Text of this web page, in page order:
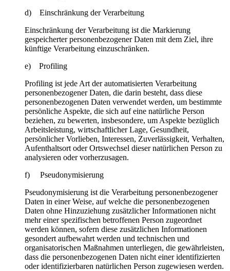
d) Einschränkung der Verarbeitung
Einschränkung der Verarbeitung ist die Markierung
gespeicherter personenbezogener Daten mit dem Ziel, ihre
künftige Verarbeitung einzuschränken.
e) Profiling
Profiling ist jede Art der automatisierten Verarbeitung
personenbezogener Daten, die darin besteht, dass diese
personenbezogenen Daten verwendet werden, um bestimmte
persönliche Aspekte, die sich auf eine natürliche Person
beziehen, zu bewerten, insbesondere, um Aspekte bezüglich
Arbeitsleistung, wirtschaftlicher Lage, Gesundheit,
persönlicher Vorlieben, Interessen, Zuverlässigkeit, Verhalten,
Aufenthaltsort oder Ortswechsel dieser natürlichen Person zu
analysieren oder vorherzusagen.
f) Pseudonymisierung
Pseudonymisierung ist die Verarbeitung personenbezogener
Daten in einer Weise, auf welche die personenbezogenen
Daten ohne Hinzuziehung zusätzlicher Informationen nicht
mehr einer spezifischen betroffenen Person zugeordnet
werden können, sofern diese zusätzlichen Informationen
gesondert aufbewahrt werden und technischen und
organisatorischen Maßnahmen unterliegen, die gewährleisten,
dass die personenbezogenen Daten nicht einer identifizierten
oder identifizierbaren natürlichen Person zugewiesen werden.